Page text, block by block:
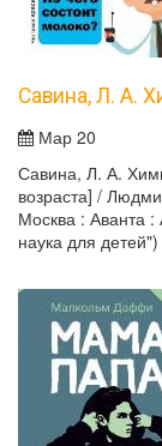
Савина, Л. А.
Мар 20
Савина, Л. А.
возраста] /
Москва : Аванта
наука для